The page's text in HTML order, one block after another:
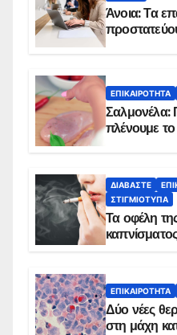
Άνοια: Τα
ΕΠΙΚΑΙΡΌΤΗΤΑ
Σαλμονέλα:
πλένουμε
ΔΙΑΒΆΣΤΕ
ΣΤΙΓΜΙΌΤΥΠΑ
Τα οφέλη
ΕΠΙΚΑΙΡΌΤΗΤΑ
Δύο νέες
στη μάχη